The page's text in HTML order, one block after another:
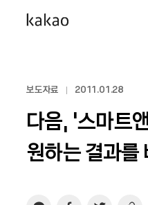
보도자료 2011.01.28
다음, ‘스마트
원하는 결과를